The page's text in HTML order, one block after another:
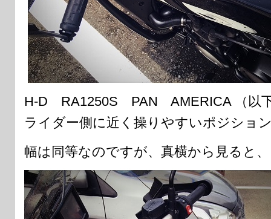
H-D RA1250S PAN AMERICA （以
ライダー側に近く操りやすいポジショ
幅は同等なのですが、真横から見ると、